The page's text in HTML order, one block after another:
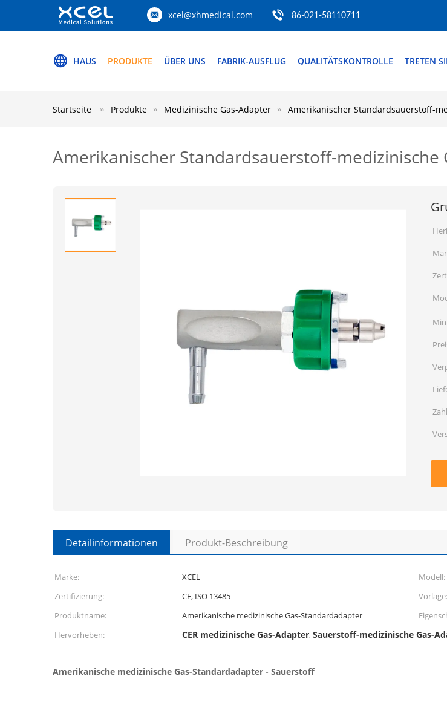
xcel@xhmedical.com 86-021-58110711
HAUS PRODUKTE ÜBER UNS FABRIK-AUSFLUG QUALITÄTSKONTROLLE TRETEN
Startseite Produkte Medizinische Gas-Adapter Amerikanischer Standardsauerstoff-
Amerikanischer Standardsauerstoff-medizinische
Detailinformationen Produkt-Beschreibung
Marke: XCEL Modell:
Zertifizierung:
CE, ISO 13485 Vorlage:
Produktname:
Amerikanische medizinische Gas-Standardadapter
Hervorheben:
CER medizinische Gas-Adapter,Sauerstoff-medizinische Gas-
Amerikanische medizinische Gas-Standardadapter - Sauerstoff